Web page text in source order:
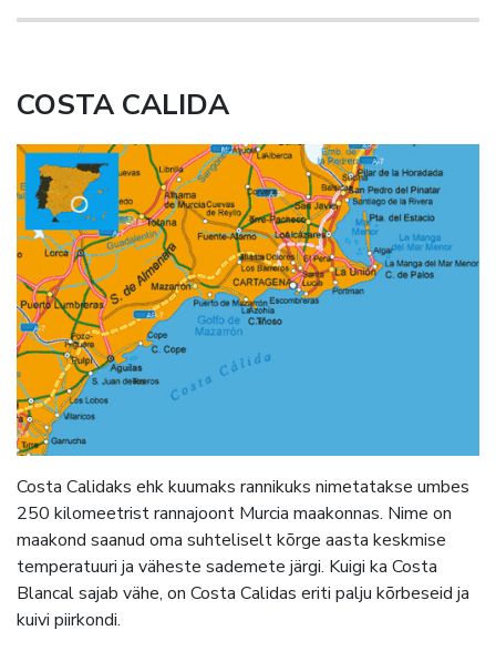
COSTA CALIDA
Costa Calidaks ehk kuumaks rannikuks nimetatakse umbes
250 kilomeetrist rannajoont Murcia maakonnas. Nime on
maakond saanud oma suhteliselt kõrge aasta keskmise
temperatuuri ja väheste sademete järgi. Kuigi ka Costa
Blancal sajab vähe, on Costa Calidas eriti palju kõrbeseid ja
kuivi piirkondi.